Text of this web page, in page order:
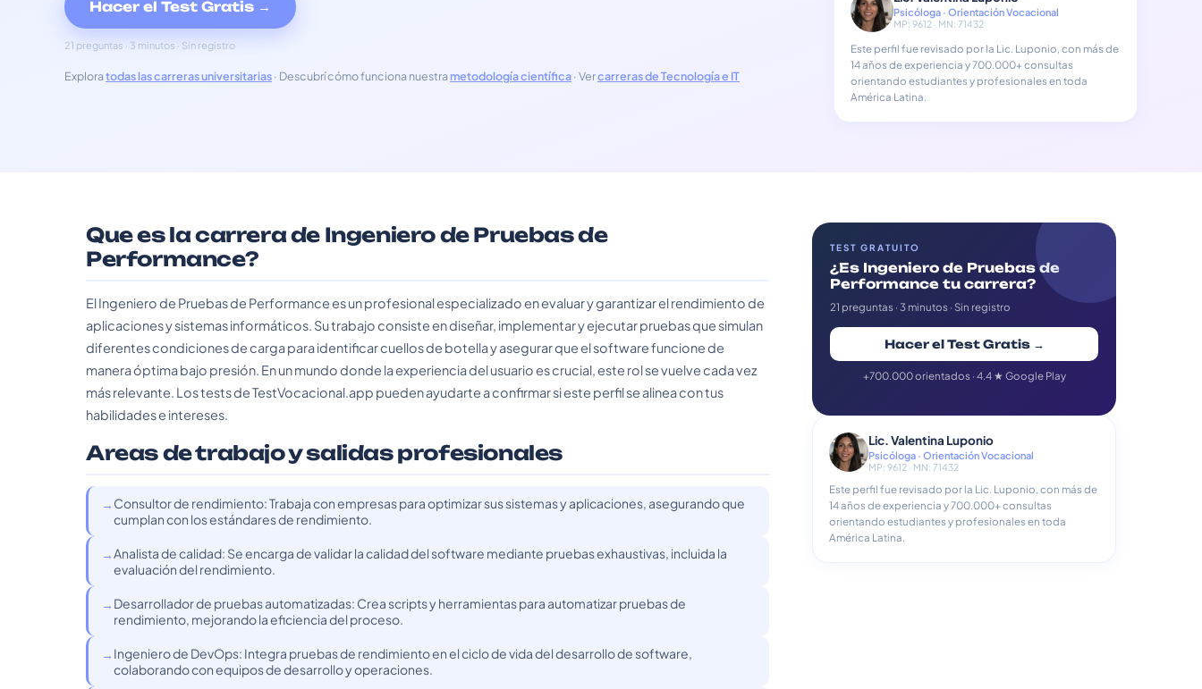
Hacer el Test Gratis →
21 preguntas · 3 minutos · Sin registro
Exploratodas las carreras universitarias· Descubrí cómo funciona nuestra metodología científica· Vercarreras de Tecnología e IT
Psicóloga · Orientación Vocacional
MP: 9612 · MN: 71432
Este perfil fue revisado por la Lic. Luponio, con más de
14 años de experiencia y 700.000+ consultas
orientando estudiantes y profesionales en toda
América Latina.
Que es la carrera de Ingeniero de Pruebas de
Performance?
El Ingeniero de Pruebas de Performance es un profesional especializado en evaluar y garantizar el rendimiento de
aplicaciones y sistemas informáticos. Su trabajo consiste en diseñar, implementar y ejecutar pruebas que simulan
diferentes condiciones de carga para identificar cuellos de botella y asegurar que el software funcione de
manera óptima bajo presión. En un mundo donde la experiencia del usuario es crucial, este rol se vuelve cada vez
más relevante. Los tests de TestVocacional.app pueden ayudarte a confirmar si este perfil se alinea con tus
habilidades e intereses.
Areas de trabajo y salidas profesionales
Consultor de rendimiento: Trabaja con empresas para optimizar sus sistemas y aplicaciones, asegurando que
cumplan con los estándares de rendimiento.
Analista de calidad: Se encarga de validar la calidad del software mediante pruebas exhaustivas, incluida la
evaluación del rendimiento.
Desarrollador de pruebas automatizadas: Crea scripts y herramientas para automatizar pruebas de
rendimiento, mejorando la eficiencia del proceso.
Ingeniero de DevOps: Integra pruebas de rendimiento en el ciclo de vida del desarrollo de software,
colaborando con equipos de desarrollo y operaciones.
TEST GRATUITO
¿Es Ingeniero de Pruebas de
Performance tu carrera?
21 preguntas · 3 minutos · Sin registro
Hacer el Test Gratis →
+700.000 orientados · 4.4 ★ Google Play
Lic. Valentina Luponio
Psicóloga · Orientación Vocacional
MP: 9612 · MN: 71432
Este perfil fue revisado por la Lic. Luponio, con más de
14 años de experiencia y 700.000+ consultas
orientando estudiantes y profesionales en toda
América Latina.